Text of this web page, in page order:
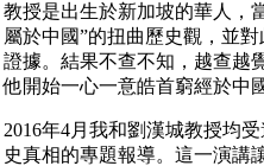
教授是出生於新加坡的華人，
屬於中國”的扭曲歷史觀，並
證據。結果不查不知，越查越
他開始一心一意皓首窮經於中
2016年4月我和劉漢城教授均
史真相的專題報導。這一演講